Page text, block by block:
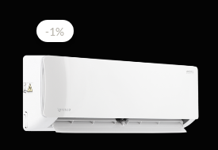
-1%